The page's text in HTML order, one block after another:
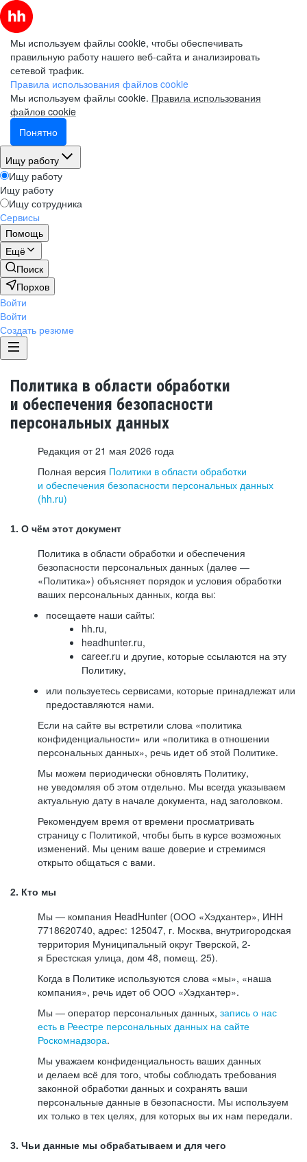
Мы используем файлы cookie, чтобы обеспечивать
правильную работу нашего веб-сайта и анализировать
сетевой трафик.
Правила использования файлов cookie
Мы используем файлы cookie. Правила использования
файлов cookie
Понятно
Ищу работу
Ищу работу
Ищу работу
Ищу сотрудника
Сервисы
Помощь
Ещё
Поиск
Порхов
Войти
Войти
Создать резюме
Политика в области обработки
и обеспечения безопасности
персональных данных
Редакция от 21 мая 2026 года
Полная версия Политики в области обработки
и обеспечения безопасности персональных данных
(hh.ru)
1. О чём этот документ
Политика в области обработки и обеспечения
безопасности персональных данных (далее —
«Политика») объясняет порядок и условия обработки
ваших персональных данных, когда вы:
посещаете наши сайты:
hh.ru,
headhunter.ru,
career.ru и другие, которые ссылаются на эту
Политику,
или пользуетесь сервисами, которые принадлежат или
предоставляются нами.
Если на сайте вы встретили слова «политика
конфиденциальности» или «политика в отношении
персональных данных», речь идет об этой Политике.
Мы можем периодически обновлять Политику,
не уведомляя об этом отдельно. Мы всегда указываем
актуальную дату в начале документа, над заголовком.
Рекомендуем время от времени просматривать
страницу с Политикой, чтобы быть в курсе возможных
изменений. Мы ценим ваше доверие и стремимся
открыто общаться с вами.
2. Кто мы
Мы — компания HeadHunter (ООО «Хэдхантер», ИНН
7718620740, адрес: 125047, г. Москва, внутригородская
территория Муниципальный округ Тверской, 2-
я Брестская улица, дом 48, помещ. 25).
Когда в Политике используются слова «мы», «наша
компания», речь идет об ООО «Хэдхантер».
Мы — оператор персональных данных, запись о нас
есть в Реестре персональных данных на сайте
Роскомнадзора.
Мы уважаем конфиденциальность ваших данных
и делаем всё для того, чтобы соблюдать требования
законной обработки данных и сохранять ваши
персональные данные в безопасности. Мы используем
их только в тех целях, для которых вы их нам передали.
3. Чьи данные мы обрабатываем и для чего